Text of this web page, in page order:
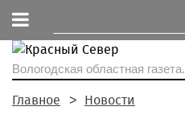
Вологодская областная газета.
Главное Новости